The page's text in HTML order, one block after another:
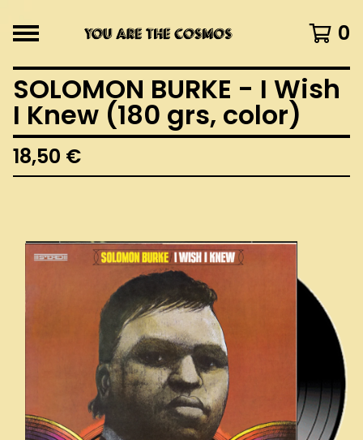
0
SOLOMON BURKE - I Wish
I Knew (180 grs, color)
18,50 €